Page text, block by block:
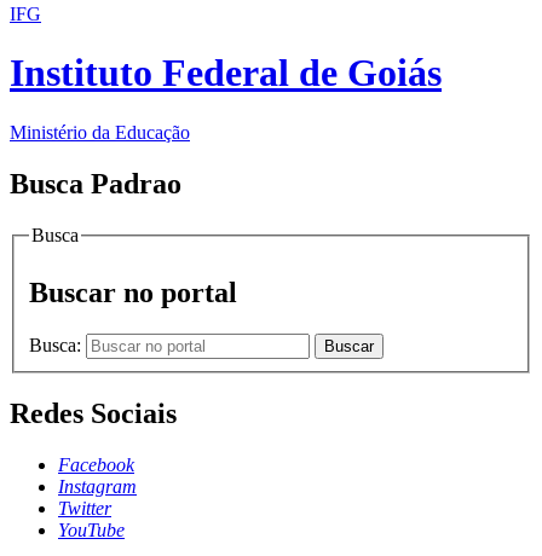
IFG
Instituto Federal de Goiás
Ministério da Educação
Busca Padrao
Busca
Buscar no portal
Busca: Buscar
Redes Sociais
Facebook
Instagram
Twitter
YouTube